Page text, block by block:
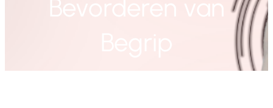
Bevorderen van